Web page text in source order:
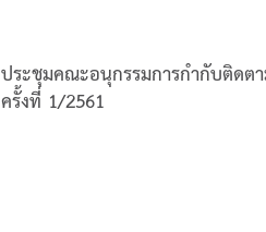
ประชุมคณะอนุกรรมการกำกับติดต
ครั้งที่ 1/2561